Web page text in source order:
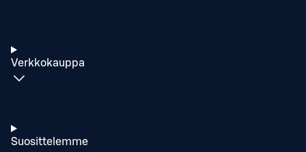
Verkkokauppa
Suosittelemme